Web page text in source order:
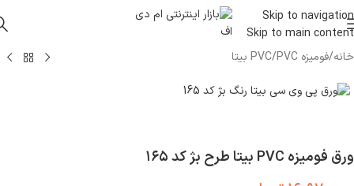
Skip to navigation
Skip to main content
خانه/فومیزه PVC /PVC بیتا
ورق فومیزه PVC بیتا طرح بژ کد ۱۶۵